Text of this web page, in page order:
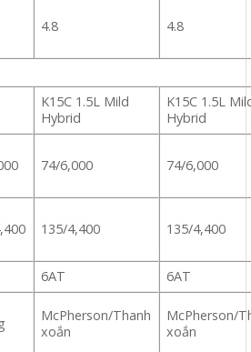
4.8 4.8
K15C 1.5L Mild
Hybrid
K15C 1.5L
Hybrid
74/6,000 74/6,000
135/4,400 135/4,400
6AT
6AT
McPherson/Thanh
xoắn
McPherson/
xoắn